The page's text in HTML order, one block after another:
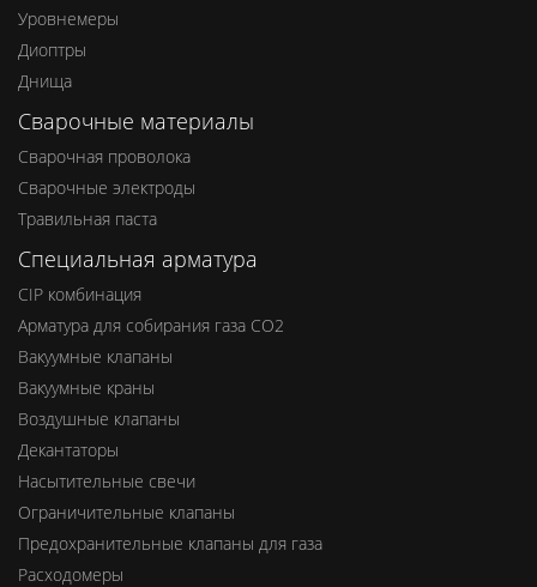
Уровнемеры
Диоптры
Днища
Сварочные материалы
Сварочная проволока
Сварочные электроды
Травильная паста
Специальная арматура
CIP комбинация
Арматура для собирания газа СО2
Вакуумные клапаны
Вакуумные краны
Воздушные клапаны
Декантаторы
Насытительные свечи
Ограничительные клапаны
Предохранительные клапаны для газа
Расходомеры